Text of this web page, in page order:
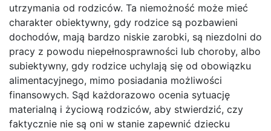
utrzymania od rodziców. Ta niemożność może mieć
charakter obiektywny, gdy rodzice są pozbawieni
dochodów, mają bardzo niskie zarobki, są niezdolni do
pracy z powodu niepełnosprawności lub choroby, albo
subiektywny, gdy rodzice uchylają się od obowiązku
alimentacyjnego, mimo posiadania możliwości
finansowych. Sąd każdorazowo ocenia sytuację
materialną i życiową rodziców, aby stwierdzić, czy
faktycznie nie są oni w stanie zapewnić dziecku